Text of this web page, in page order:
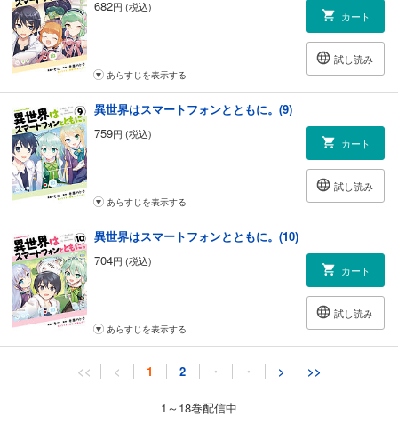
682円 (税込)
カート
試し読み
あらすじを表示する
異世界はスマートフォンとともに。(9)
759円 (税込)
カート
試し読み
あらすじを表示する
異世界はスマートフォンとともに。(10)
704円 (税込)
カート
試し読み
あらすじを表示する
異世界はスマートフォンとともに。 （11）
<< < 1 2 ・ ・ > >>
1～18巻配信中